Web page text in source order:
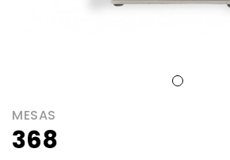
MESAS
368